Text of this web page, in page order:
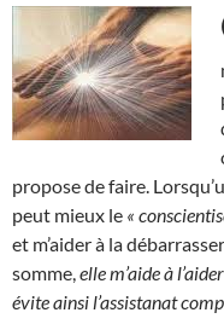
propose de faire.
peut mieux le «
et m’aider à la
somme, elle m’aide à l’aider
évite ainsi l’assistanat